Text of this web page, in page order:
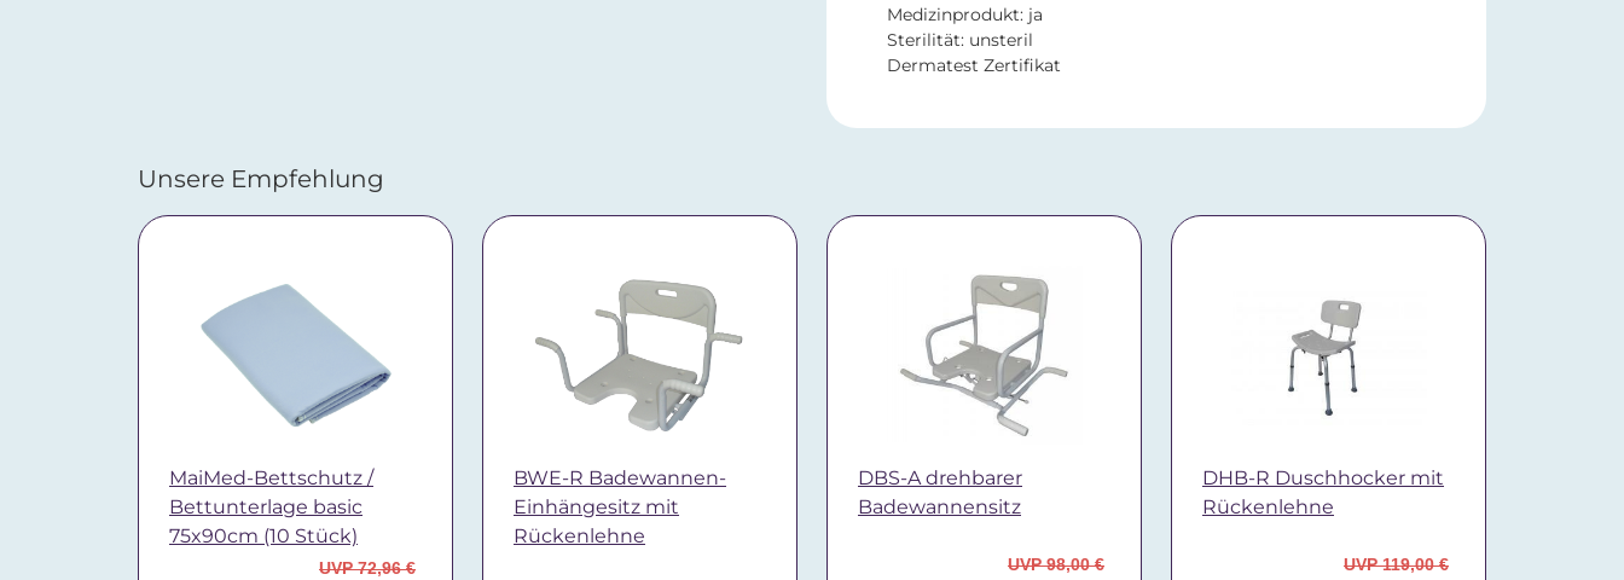
Medizinprodukt: ja
Sterilität: unsteril
Dermatest Zertifikat
Unsere Empfehlung
MaiMed-Bettschutz /
Bettunterlage basic
75x90cm (10 Stück)
UVP 72,96 €
BWE-R Badewannen-
Einhängesitz mit
Rückenlehne
DBS-A drehbarer
Badewannensitz
UVP 98,00 €
DHB-R Duschhocker mit
Rückenlehne
UVP 119,00 €